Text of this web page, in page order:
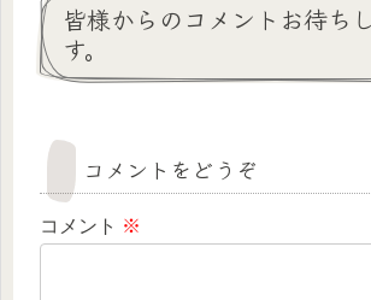
皆様からのコメントお待ち
す。
コメントをどうぞ
コメント ※